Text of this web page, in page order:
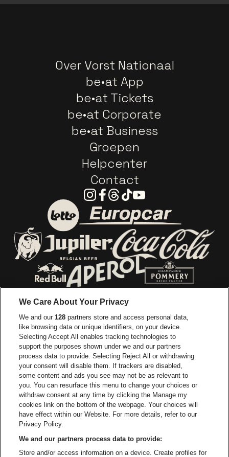
Over Vorst Nationaal
be•at App
be•at Tickets
be•at Corporate
be•at Business
Groepen
Helpcenter
Contact
Instagram
Facebook
Threads
TiktokYoutube
Ga naar de website van Lotto
Ga naar de website van
Ga naar de website van JupilerGa naar de
Ga naar de website van Red BullGa naar de
Ga naar de website van Het logo van
Ga naar de
Ga naar de website van Croky
Ga naar de website van
Ga naar de website van Le Soir
Ga naar de
Ga naar de website van
Vorst Nationaal is een deel van be•at
Vorst Nationaal
Be-At Venues
We Care About Your Privacy
We and our128 partners store and access personal data,
like browsing data or unique identifiers, on your device.
Selecting Accept All enables tracking technologies to
support the purposes shown under we and our partners
process data to provide. Selecting Reject All or withdrawing
your consent will disable them. If trackers are disabled,
some content and ads you see may not be as relevant to
you. You can resurface this menu to change your choices or
withdraw consent at any time by clicking the Manage my
cookies link on the bottom of the webpage. Your choices will
have effect within our Website. For more details, refer to our
Privacy Policy.
We and our partners process data to provide:
Store and/or access information on a device. Create profiles for